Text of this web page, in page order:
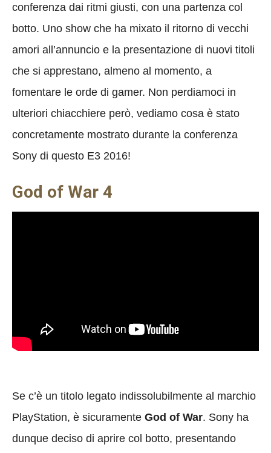
conferenza dai ritmi giusti, con una partenza col
botto. Uno show che ha mixato il ritorno di vecchi
amori all’annuncio e la presentazione di nuovi titoli
che si apprestano, almeno al momento, a
fomentare le orde di gamer. Non perdiamoci in
ulteriori chiacchiere però, vediamo cosa è stato
concretamente mostrato durante la conferenza
Sony di questo E3 2016!
God of War 4
Se c’è un titolo legato indissolubilmente al marchio
PlayStation, è sicuramente God of War. Sony ha
dunque deciso di aprire col botto, presentando